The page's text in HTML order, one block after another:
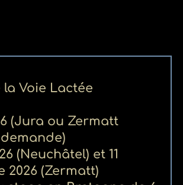
Voie Lactée
(Jura ou Zermatt
(Neuchâtel) et 11
2026 (Zermatt)